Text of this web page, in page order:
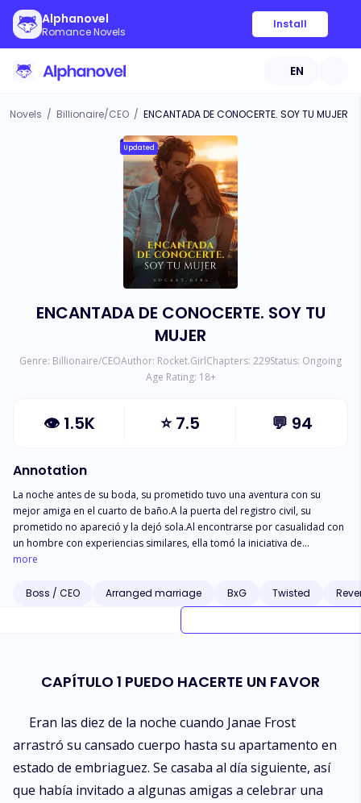
Alphanovel
Romance Novels
Install
EN
Novels / Billionaire/CEO / ENCANTADA DE CONOCERTE. SOY TU MUJER
Updated
ENCANTADA DE CONOCERTE. SOY TU
MUJER
Genre: Billionaire/CEOAuthor: Rocket.GirlChapters: 229Status: Ongoing
Age Rating: 18+
👁 1.5K ⭐7.5 💬 94
Annotation
La noche antes de su boda, su prometido tuvo una aventura con su
mejor amiga en el cuarto de baño.A la puerta del registro civil, su
prometido no apareció y la dejó sola.Al encontrarse por casualidad con
un hombre con experiencias similares, ella tomó la iniciativa de
acercarse: —Sr. Grant, si no puede encontrar novia por el momento,
familiares estarían unidos desde entonces.Ella no sentía amor por él, y la
intención original de casarse con él era sólo para vengarse de su
more
Boss / CEO Arranged marriage BxG Twisted
CAPÍTULO 1 PUEDO HACERTE UN FAVOR
Eran las diez de la noche cuando Janae Frost
arrastró su cansado cuerpo hasta su apartamento en
estado de embriaguez. Se casaba al día siguiente, así
que había invitado a algunas amigas a celebrar una